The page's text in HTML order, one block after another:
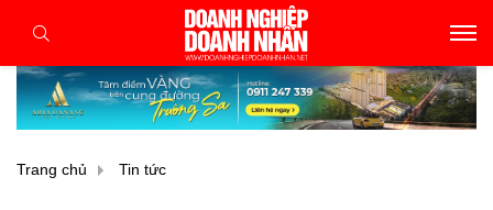
Trang chủ Tin tức